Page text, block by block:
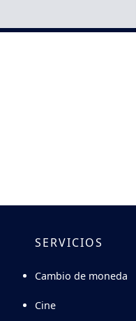
SERVICIOS
Cambio de moneda
Cine